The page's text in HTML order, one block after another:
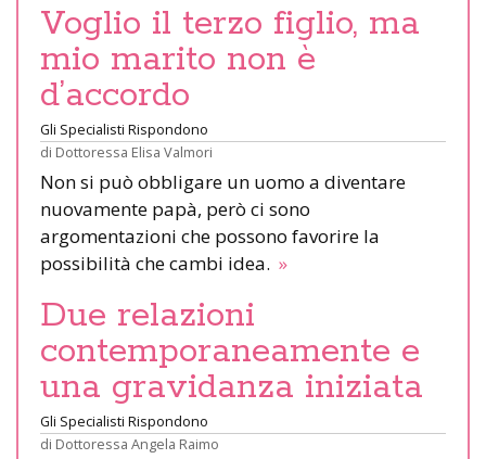
Voglio il terzo figlio, ma
mio marito non è
d’accordo
Gli Specialisti Rispondono
di Dottoressa Elisa Valmori
Non si può obbligare un uomo a diventare
nuovamente papà, però ci sono
argomentazioni che possono favorire la
possibilità che cambi idea. »
Due relazioni
contemporaneamente e
una gravidanza iniziata
Gli Specialisti Rispondono
di Dottoressa Angela Raimo